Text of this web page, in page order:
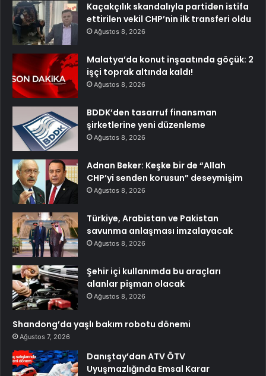
Kaçakçılık skandalıyla partiden istifa
ettirilen vekil CHP’nin ilk transferi oldu
Ağustos 8, 2026
Malatya’da konut inşaatında göçük: 2
işçi toprak altında kaldı!
Ağustos 8, 2026
BDDK’den tasarruf finansman
şirketlerine yeni düzenleme
Ağustos 8, 2026
Adnan Beker: Keşke bir de “Allah
CHP’yi senden korusun” deseymişim
Ağustos 8, 2026
Türkiye, Arabistan ve Pakistan
savunma anlaşması imzalayacak
Ağustos 8, 2026
Şehir içi kullanımda bu araçları
alanlar pişman olacak
Ağustos 8, 2026
Shandong’da yaşlı bakım robotu dönemi
Ağustos 7, 2026
Danıştay’dan ATV ÖTV
Uyuşmazlığında Emsal Karar